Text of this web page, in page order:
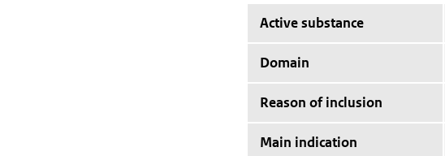
Active substance
Domain
Reason of inclusion
Main indication